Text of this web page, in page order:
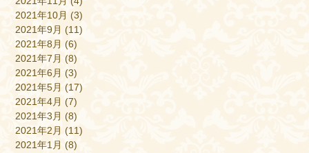
2021年10月 (3)
2021年9月 (11)
2021年8月 (6)
2021年7月 (8)
2021年6月 (3)
2021年5月 (17)
2021年4月 (7)
2021年3月 (8)
2021年2月 (11)
2021年1月 (8)